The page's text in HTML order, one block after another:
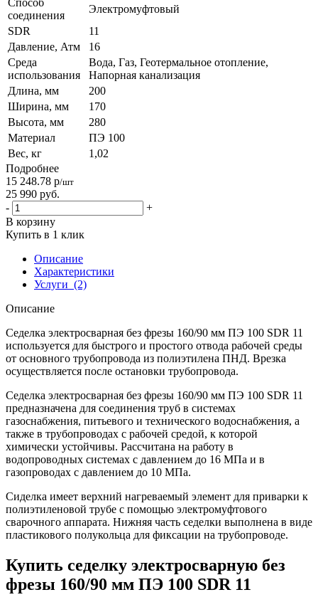
соединения
Электромуфтовый
SDR
11
Давление, Атм
16
Среда
использования
Вода, Газ, Геотермальное отопление,
Напорная канализация
Длина, мм
200
Ширина, мм
170
Высота, мм
280
Материал
ПЭ 100
Вес, кг
1,02
Подробнее
15 248.78 р/шт
25 990 руб.
-
+
В корзину
Купить в 1 клик
Описание
Характеристики
Услуги (2)
Описание
Седелка электросварная без фрезы 160/90 мм ПЭ 100 SDR 11
используется для быстрого и простого отвода рабочей среды
от основного трубопровода из полиэтилена ПНД. Врезка
осуществляется после остановки трубопровода.
Седелка электросварная без фрезы 160/90 мм ПЭ 100 SDR 11
предназначена для соединения труб в системах
газоснабжения, питьевого и технического водоснабжения, а
также в трубопроводах с рабочей средой, к которой
химически устойчивы. Рассчитана на работу в
водопроводных системах с давлением до 16 МПа и в
газопроводах с давлением до 10 МПа.
Сиделка имеет верхний нагреваемый элемент для приварки к
полиэтиленовой трубе с помощью электромуфтового
сварочного аппарата. Нижняя часть седелки выполнена в виде
пластикового полукольца для фиксации на трубопроводе.
Купить седелку электросварную без
фрезы 160/90 мм ПЭ 100 SDR 11